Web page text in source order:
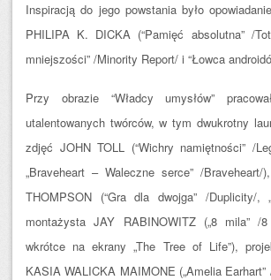
Inspiracją do jego powstania było
PHILIPA K. DICKA (“Pamięć absolutna” /
mniejszości” /Minority Report/ i “Łowca
Przy obrazie “Władcy umysłów”
utalentowanych twórców, w tym dwukrotny
zdjęć JOHN TOLL (“Wichry namiętności” /
„Braveheart – Waleczne serce” /
THOMPSON (“Gra dla dwojga” /Duplicity/,
montażysta JAY RABINOWITZ („8 mila” /
wkrótce na ekrany „The Tree of Life”),
KASIA WALICKA MAIMONE („Amelia Earhart”